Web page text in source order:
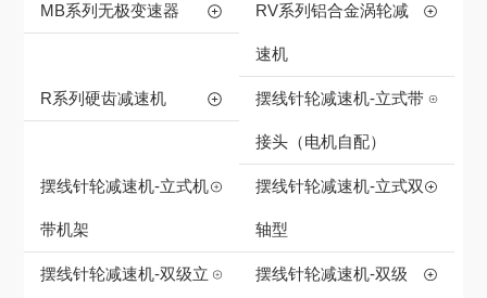
MB系列无极变速器 RV系列铝合金涡轮减
速机
R系列硬齿减速机 摆线针轮减速机-立式带
接头（电机自配）
摆线针轮减速机-立式机
带机架
摆线针轮减速机-立式双
轴型
摆线针轮减速机-双级立 摆线针轮减速机-双级